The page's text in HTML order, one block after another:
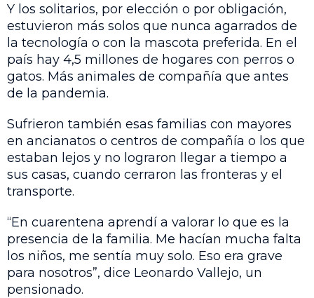
Y los solitarios, por elección o por obligación,
estuvieron más solos que nunca agarrados de
la tecnología o con la mascota preferida. En el
país hay 4,5 millones de hogares con perros o
gatos. Más animales de compañía que antes
de la pandemia.
Sufrieron también esas familias con mayores
en ancianatos o centros de compañía o los que
estaban lejos y no lograron llegar a tiempo a
sus casas, cuando cerraron las fronteras y el
transporte.
“En cuarentena aprendí a valorar lo que es la
presencia de la familia. Me hacían mucha falta
los niños, me sentía muy solo. Eso era grave
para nosotros”, dice Leonardo Vallejo, un
pensionado.